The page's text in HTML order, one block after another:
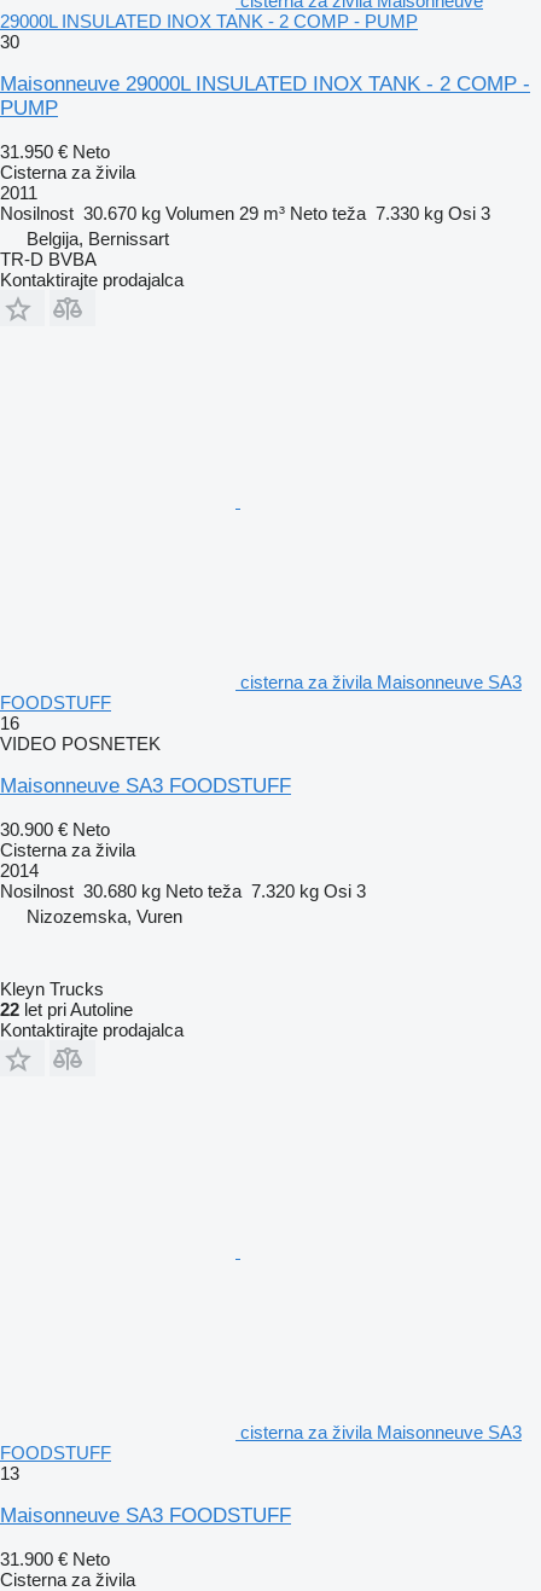
29000L INSULATED INOX TANK - 2 COMP - PUMP
30
Maisonneuve 29000L INSULATED INOX TANK - 2 COMP -
PUMP
31.950 € Neto
Cisterna za živila
2011
Nosilnost 30.670 kg Volumen 29 m³ Neto teža 7.330 kg Osi 3
Belgija, Bernissart
TR-D BVBA
Kontaktirajte prodajalca
cisterna za živila Maisonneuve SA3
FOODSTUFF
16
VIDEO POSNETEK
Maisonneuve SA3 FOODSTUFF
30.900 € Neto
Cisterna za živila
2014
Nosilnost 30.680 kg Neto teža 7.320 kg Osi 3
Nizozemska, Vuren
Kleyn Trucks
22 let pri Autoline
Kontaktirajte prodajalca
cisterna za živila Maisonneuve SA3
FOODSTUFF
13
Maisonneuve SA3 FOODSTUFF
31.900 € Neto
Cisterna za živila